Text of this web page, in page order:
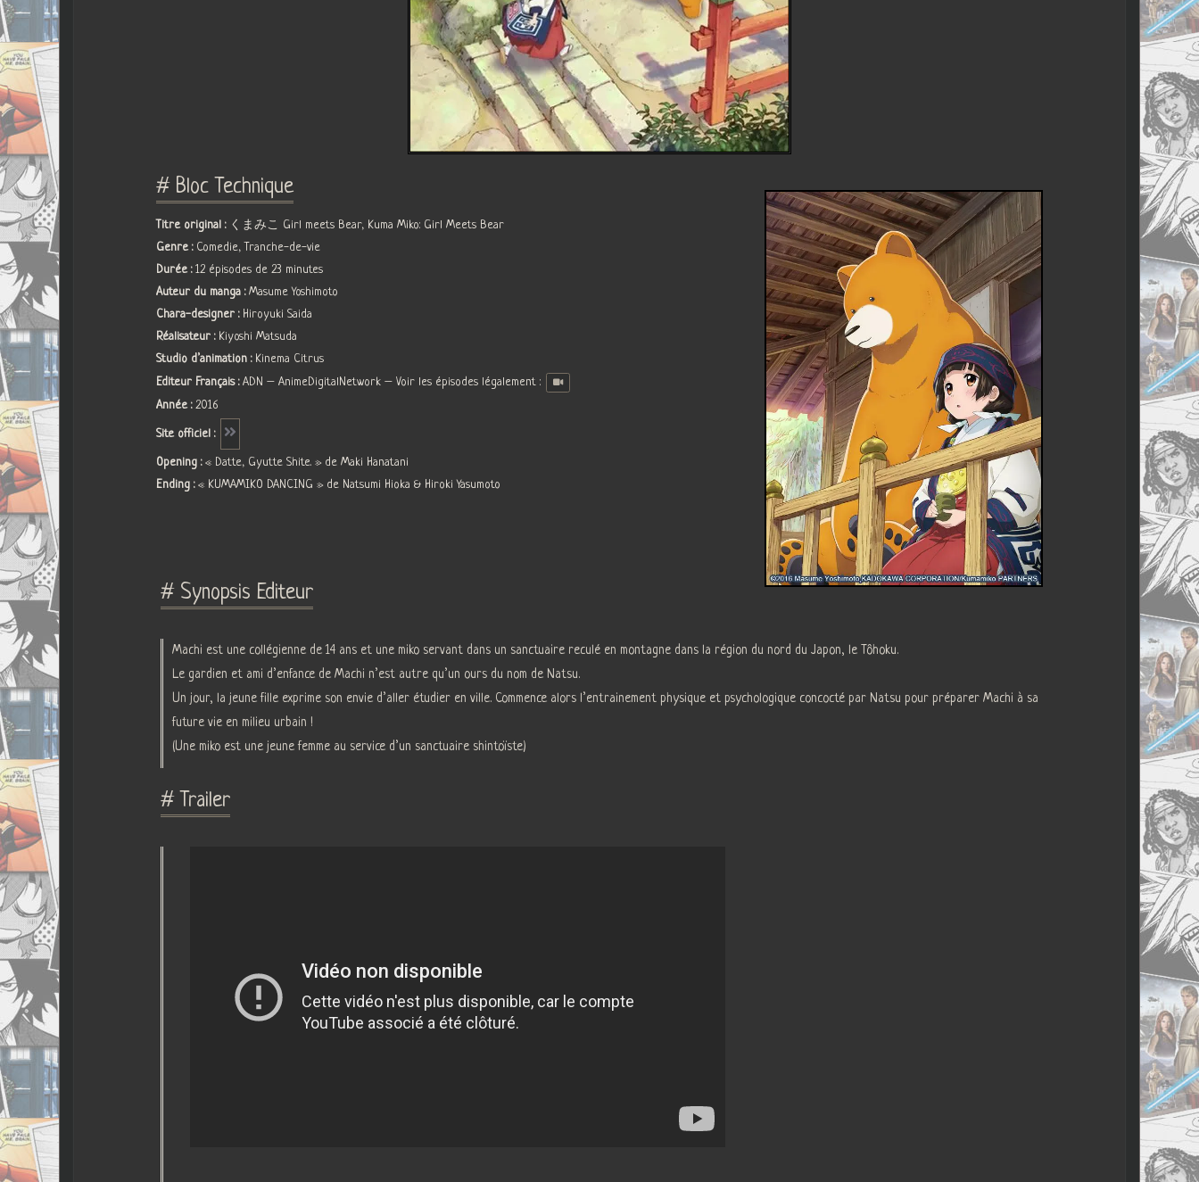
# Bloc Technique
Titre original : くまみこ Girl meets Bear, Kuma Miko: Girl Meets Bear
Genre : Comedie, Tranche-de-vie
Durée :12 épisodes de 23 minutes
Auteur du manga :Masume Yoshimoto
Chara-designer : Hiroyuki Saida
Réalisateur : Kiyoshi Matsuda
Studio d’animation : Kinema Citrus
Editeur Français :ADN – AnimeDigitalNetwork – Voir les épisodes légalement :
Année :2016
Site officiel :
Opening :« Datte, Gyutte Shite. » de Maki Hanatani
Ending :« KUMAMIKO DANCING » de Natsumi Hioka & Hiroki Yasumoto
# Synopsis Editeur
Machi est une collégienne de 14 ans et une miko servant dans un sanctuaire reculé en montagne dans la région du nord du Japon, le Tôhoku.
Le gardien et ami d’enfance de Machi n’est autre qu’un ours du nom de Natsu.
Un jour, la jeune fille exprime son envie d’aller étudier en ville. Commence alors l’entrainement physique et psychologique concocté par Natsu pour préparer Machi à sa
future vie en milieu urbain !
(Une miko est une jeune femme au service d’un sanctuaire shintoïste)
# Trailer